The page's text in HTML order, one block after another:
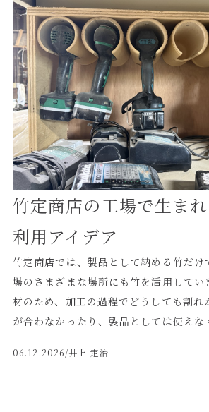
けでは、きれいな納まりになりません
仕上がりを想定しながら、竹の状態を
アーチの角度を調整していきます。 直
できない、竹ならではの柔らかな曲線
が、空間にやさしいリズムと立体感を生み
内装の天井意匠として使用 今回の竹材
に取り付ける意匠材として使用します
と比べると意識されにくい部分ですが
きく左右する重要な要素です。 そこに
ることで、自然素材のあたたかみや、
られる空間になります。 また、アーチ
えることで、単調な繰り返しではなく、
素材そのものの表情だけでなく、どの
ように納めるかが非常に重要です。 竹
まりを考えることで、既製品では出せな
になります。 ◼️竹を曲げる難しさ 竹はし
うイメージがありますが、思い通りに曲
竹定商店の工場で生ま
利用アイデア
竹定商店では、製品として納める竹だけ
場のさまざまな場所にも竹を活用してい
材のため、加工の過程でどうしても割れ
が合わなかったり、製品としては使えな
に使えないか」と考え、工場内の道具や
06.12.2026/井上 定治